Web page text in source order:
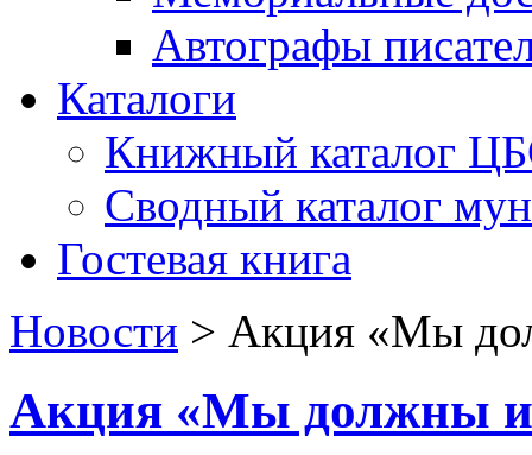
Автографы
Каталоги
Книжный каталог
Сводный каталог
Гостевая книга
Новости > Акция «Мы
Акция «Мы должны